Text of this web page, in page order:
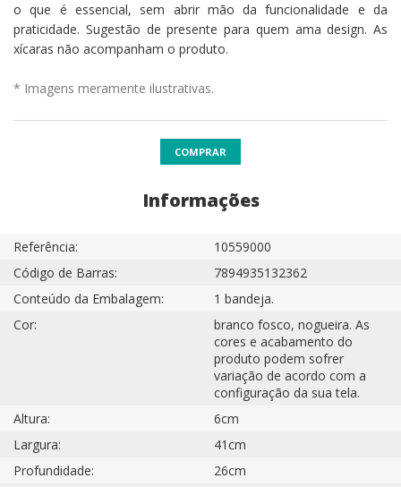
o que é essencial, sem abrir mão da funcionalidade e da
praticidade. Sugestão de presente para quem ama design. As
xícaras não acompanham o produto.
* Imagens meramente ilustrativas.
COMPRAR
Informações
Referência:
10559000
Código de Barras:
7894935132362
Conteúdo da Embalagem:
1 bandeja.
Cor:
branco fosco, nogueira. As
cores e acabamento do
produto podem sofrer
variação de acordo com a
configuração da sua tela.
Altura:
6cm
Largura:
41cm
Profundidade:
26cm